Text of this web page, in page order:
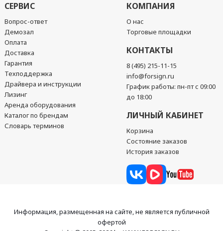
СЕРВИС
Вопрос-ответ
Демозал
Оплата
Доставка
Гарантия
Техподдержка
Драйвера и инструкции
Лизинг
Аренда оборудования
Каталог по брендам
Словарь терминов
КОМПАНИЯ
О нас
Торговые площадки
КОНТАКТЫ
8 (495) 215-11-15
info@forsign.ru
График работы: пн-пт с 09:00
до 18:00
ЛИЧНЫЙ КАБИНЕТ
Корзина
Состояние заказов
История заказов
Информация, размещенная на сайте, не является публичной
офертой